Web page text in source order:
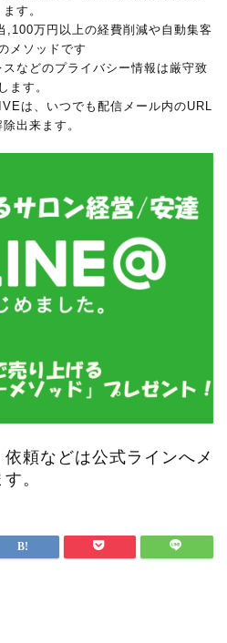
ます。
万円以上の経費削減や自動集客
メソッドです
などのプライバシー情報は厳守致
します。
は、いつでも配信メール内のURL
出来ます。
頼などは公式ラインへメ
。